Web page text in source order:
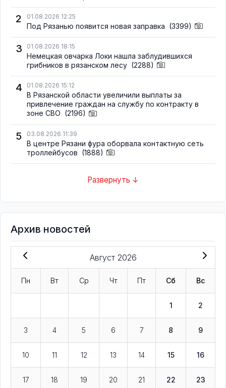
2 01.08.2026 12:25
Под Рязанью появится новая заправка (3399)
3 01.08.2026 18:15
Немецкая овчарка Локи нашла заблудившихся
грибников в рязанском лесу (2288)
4 01.08.2026 15:12
В Рязанской области увеличили выплаты за
привлечение граждан на службу по контракту в
зоне СВО (2196)
5 03.08.2026 11:39
В центре Рязани фура оборвала контактную сеть
троллейбусов (1888)
Развернуть ↓
Архив новостей
Август 2026
Пн Вт Ср Чт Пт Сб Вс
1 2
3 4 5 6 7 8 9
10 11 12 13 14 15 16
17 18 19 20 21 22 23